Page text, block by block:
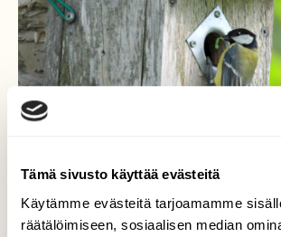
Tämä sivusto käyttää evästeitä
Käytämme evästeitä tarjoamamme
räätälöimiseen, sosiaalisen median